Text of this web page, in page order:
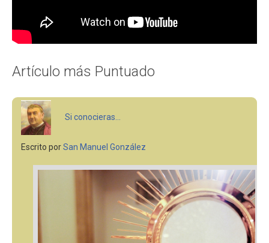
Artículo más Puntuado
Si conocieras...
Escrito porSan Manuel González